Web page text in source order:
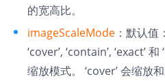
的宽高比。
imageScaleMode ：默认值
‘cover’, ‘contain’, ‘exact’
缩放模式。 ‘cover’ 会缩放